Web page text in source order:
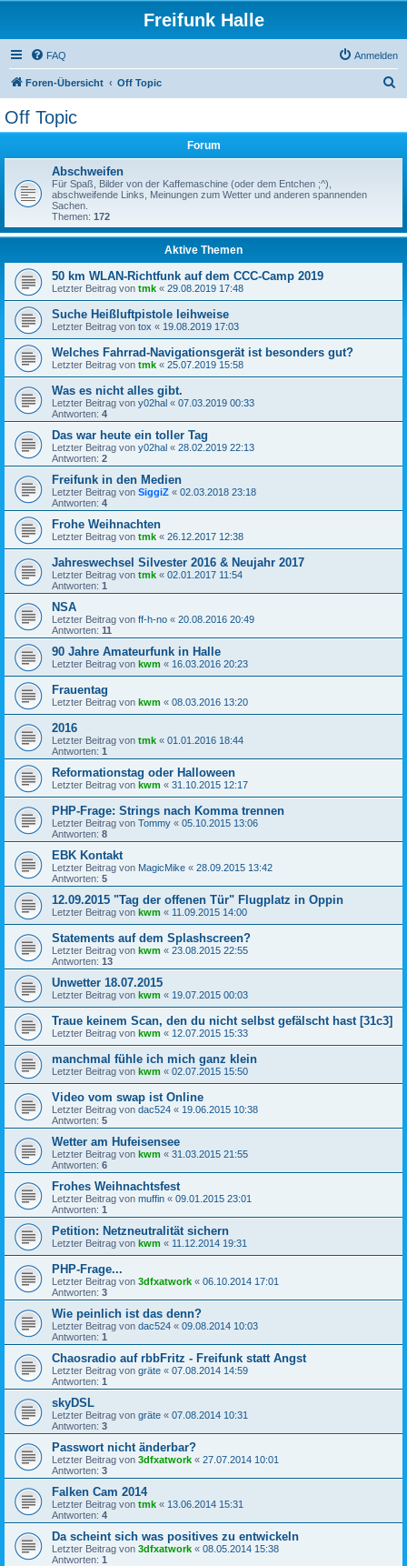
Freifunk Halle
FAQ Anmelden
Foren-Übersicht Off Topic
Off Topic
Forum
Abschweifen
Für Spaß, Bilder von der Kaffemaschine (oder dem Entchen ;^),
abschweifende Links, Meinungen zum Wetter und anderen spannenden
Sachen.
Themen: 172
Aktive Themen
50 km WLAN-Richtfunk auf dem CCC-Camp 2019
Letzter Beitrag von tmk « 29.08.2019 17:48
Suche Heißluftpistole leihweise
Letzter Beitrag von tox « 19.08.2019 17:03
Welches Fahrrad-Navigationsgerät ist besonders gut?
Letzter Beitrag von tmk « 25.07.2019 15:58
Was es nicht alles gibt.
Letzter Beitrag von y02hal « 07.03.2019 00:33
Antworten: 4
Das war heute ein toller Tag
Letzter Beitrag von y02hal « 28.02.2019 22:13
Antworten: 2
Freifunk in den Medien
Letzter Beitrag von SiggiZ « 02.03.2018 23:18
Antworten: 4
Frohe Weihnachten
Letzter Beitrag von tmk « 26.12.2017 12:38
Jahreswechsel Silvester 2016 & Neujahr 2017
Letzter Beitrag von tmk « 02.01.2017 11:54
Antworten: 1
NSA
Letzter Beitrag von ff-h-no « 20.08.2016 20:49
Antworten: 11
90 Jahre Amateurfunk in Halle
Letzter Beitrag von kwm « 16.03.2016 20:23
Frauentag
Letzter Beitrag von kwm « 08.03.2016 13:20
2016
Letzter Beitrag von tmk « 01.01.2016 18:44
Antworten: 1
Reformationstag oder Halloween
Letzter Beitrag von kwm « 31.10.2015 12:17
PHP-Frage: Strings nach Komma trennen
Letzter Beitrag von Tommy « 05.10.2015 13:06
Antworten: 8
EBK Kontakt
Letzter Beitrag von MagicMike « 28.09.2015 13:42
Antworten: 5
12.09.2015 "Tag der offenen Tür" Flugplatz in Oppin
Letzter Beitrag von kwm « 11.09.2015 14:00
Statements auf dem Splashscreen?
Letzter Beitrag von kwm « 23.08.2015 22:55
Antworten: 13
Unwetter 18.07.2015
Letzter Beitrag von kwm « 19.07.2015 00:03
Traue keinem Scan, den du nicht selbst gefälscht hast [31c3]
Letzter Beitrag von kwm « 12.07.2015 15:33
manchmal fühle ich mich ganz klein
Letzter Beitrag von kwm « 02.07.2015 15:50
Video vom swap ist Online
Letzter Beitrag von dac524 « 19.06.2015 10:38
Antworten: 5
Wetter am Hufeisensee
Letzter Beitrag von kwm « 31.03.2015 21:55
Antworten: 6
Frohes Weihnachtsfest
Letzter Beitrag von muffin « 09.01.2015 23:01
Antworten: 1
Petition: Netzneutralität sichern
Letzter Beitrag von kwm « 11.12.2014 19:31
PHP-Frage...
Letzter Beitrag von 3dfxatwork « 06.10.2014 17:01
Antworten: 3
Wie peinlich ist das denn?
Letzter Beitrag von dac524 « 09.08.2014 10:03
Antworten: 1
Chaosradio auf rbbFritz - Freifunk statt Angst
Letzter Beitrag von gräte « 07.08.2014 14:59
Antworten: 1
skyDSL
Letzter Beitrag von gräte « 07.08.2014 10:31
Antworten: 3
Passwort nicht änderbar?
Letzter Beitrag von 3dfxatwork « 27.07.2014 10:01
Antworten: 3
Falken Cam 2014
Letzter Beitrag von tmk « 13.06.2014 15:31
Antworten: 4
Da scheint sich was positives zu entwickeln
Letzter Beitrag von 3dfxatwork « 08.05.2014 15:38
Antworten: 1